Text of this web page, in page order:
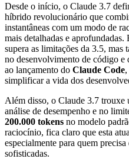
Desde o início, o Claude 3.7
híbrido revolucionário que
instantâneas com um modo de
mais detalhadas e aprofundadas.
supera as limitações da 3.5, mas
no desenvolvimento de código e
ao lançamento do Claude Code
simplificar a vida dos
Além disso, o Claude 3.7 trouxe
análise de desempenho e no
200.000 tokens no modelo
raciocínio, fica claro que esta
especialmente para quem precisa
sofisticadas.